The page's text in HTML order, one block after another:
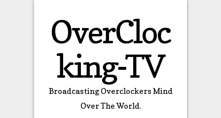
OverCloc
king-TV
Broadcasting Overclockers Mind
Over The World.